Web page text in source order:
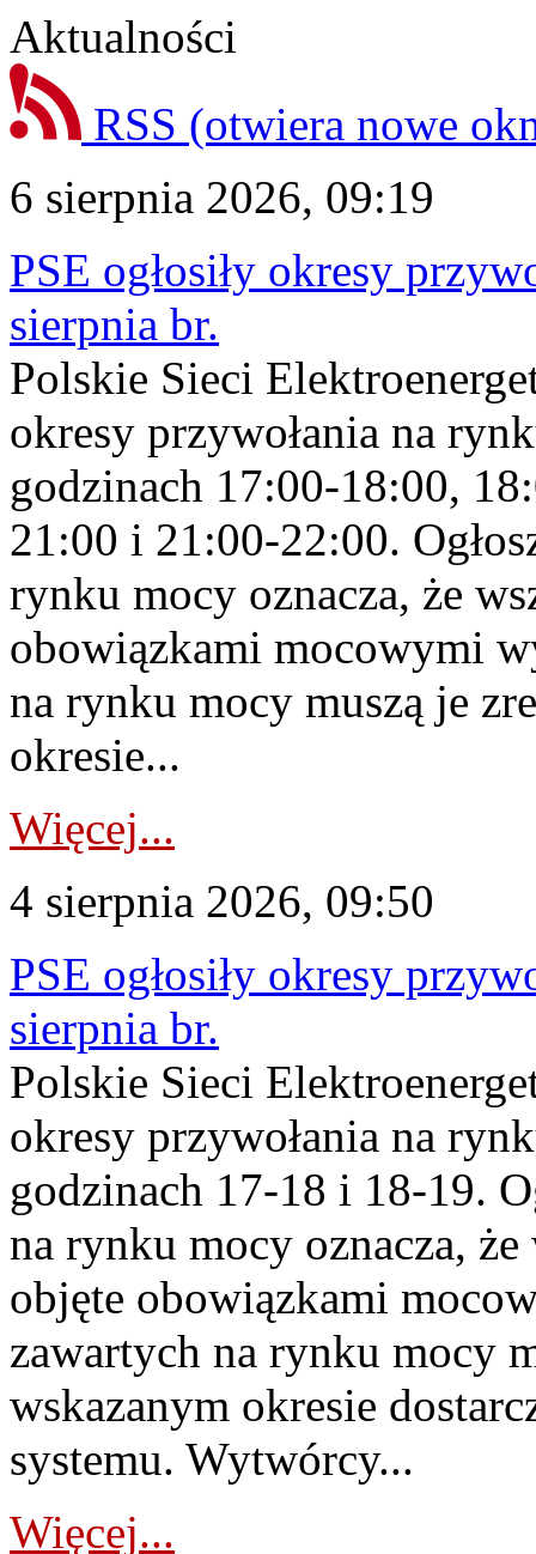
Aktualności
RSS (otwiera nowe
6 sierpnia 2026, 09:19
PSE ogłosiły okresy
sierpnia br.
Polskie Sieci
okresy przywołania na
godzinach 17:00-18:00,
21:00 i 21:00-22:00.
rynku mocy oznacza, że
obowiązkami mocowymi
na rynku mocy muszą je
okresie...
Więcej...
4 sierpnia 2026, 09:50
PSE ogłosiły okresy
sierpnia br.
Polskie Sieci
okresy przywołania na
godzinach 17-18 i 18-19.
na rynku mocy oznacza,
objęte obowiązkami
zawartych na rynku mocy
wskazanym okresie
systemu. Wytwórcy...
Więcej...